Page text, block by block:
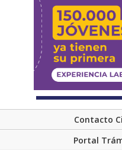
Contacto
Portal